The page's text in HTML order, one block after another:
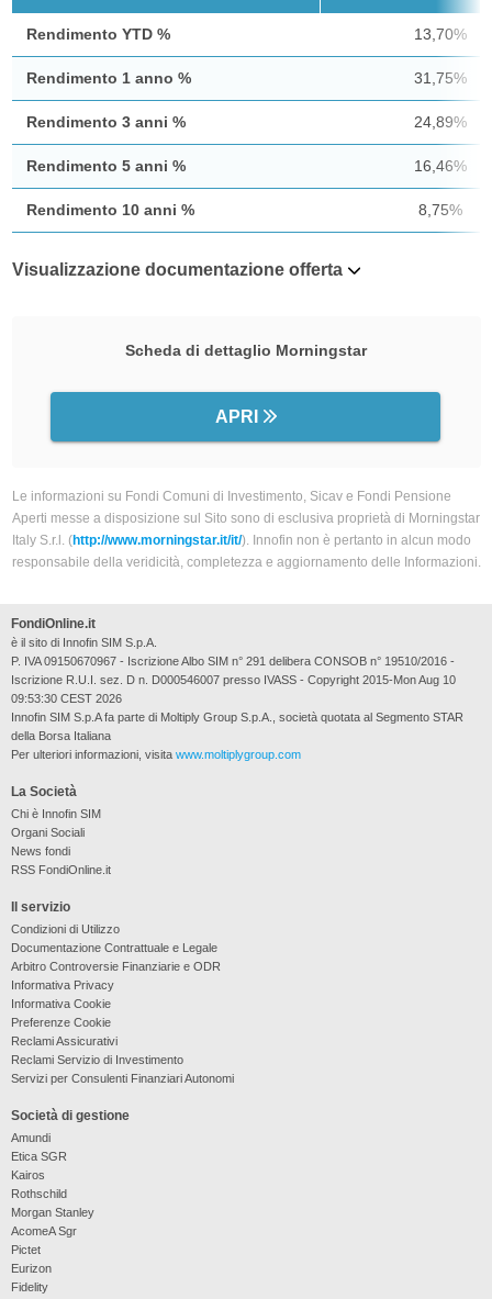
Rendimento YTD % 13,70%
Rendimento 1 anno % 31,75%
Rendimento 3 anni % 24,89%
Rendimento 5 anni % 16,46%
Rendimento 10 anni % 8,75%
Visualizzazione documentazione offerta
Scheda di dettaglio Morningstar
APRI
Le informazioni su Fondi Comuni di Investimento, Sicav e Fondi Pensione
Aperti messe a disposizione sul Sito sono di esclusiva proprietà di Morningstar
Italy S.r.l. (http://www.morningstar.it/it/). Innofin non è pertanto in alcun modo
responsabile della veridicità, completezza e aggiornamento delle Informazioni.
La Società
Chi è Innofin SIM
Organi Sociali
News fondi
RSS FondiOnline.it
Il servizio
Condizioni di Utilizzo
Documentazione Contrattuale e Legale
Arbitro Controversie Finanziarie e ODR
Informativa Privacy
Informativa Cookie
Preferenze Cookie
Reclami Assicurativi
Reclami Servizio di Investimento
Servizi per Consulenti Finanziari Autonomi
Società di gestione
Amundi
Etica SGR
Kairos
Rothschild
Morgan Stanley
AcomeA Sgr
Pictet
Eurizon
Fidelity
FondiOnline.it
è il sito di Innofin SIM S.p.A.
P. IVA 09150670967 - Iscrizione Albo SIM n° 291 delibera CONSOB n° 19510/2016 -
Iscrizione R.U.I. sez. D n. D000546007 presso IVASS - Copyright 2015-Mon Aug 10
09:53:30 CEST 2026
Innofin SIM S.p.A fa parte di Moltiply Group S.p.A., società quotata al Segmento STAR
della Borsa Italiana
Per ulteriori informazioni, visita www.moltiplygroup.com